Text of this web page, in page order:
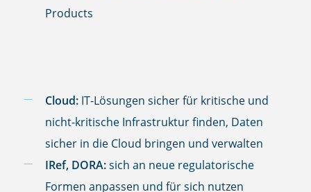
Products
Cloud: IT-Lösungen sicher für kritische und
nicht-kritische Infrastruktur finden, Daten
sicher in die Cloud bringen und verwalten
IRef, DORA:sich an neue regulatorische
Formen anpassen und für sich nutzen